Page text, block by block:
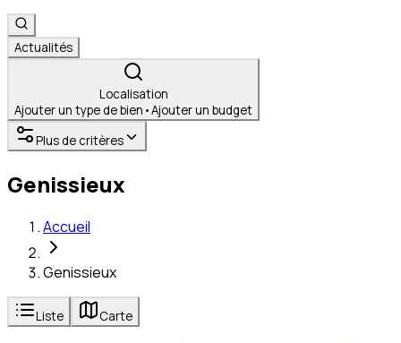
Actualités
Localisation
Ajouter un type de bien •Ajouter un budget
Plus de critères
Genissieux
Accueil
Genissieux
Liste Carte